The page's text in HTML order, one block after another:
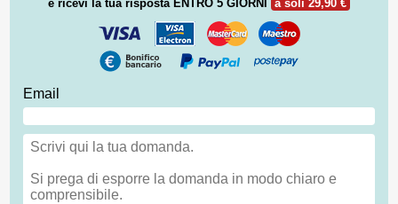
e ricevi la tua risposta ENTRO 5 GIORNI a soli 29,90 €
Email